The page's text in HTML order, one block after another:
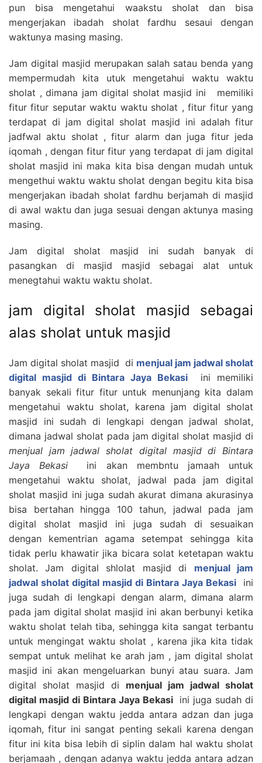
pun bisa mengetahui waakstu sholat dan bisa
mengerjakan ibadah sholat fardhu sesaui dengan
waktunya masing masing.
Jam digital masjid merupakan salah satau benda yang
mempermudah kita utuk mengetahui waktu waktu
sholat , dimana jam digital sholat masjid ini memiliki
fitur fitur seputar waktu waktu sholat , fitur fitur yang
terdapat di jam digital sholat masjid ini adalah fitur
jadfwal aktu sholat , fitur alarm dan juga fitur jeda
iqomah , dengan fitur fitur yang terdapat di jam digital
sholat masjid ini maka kita bisa dengan mudah untuk
mengethui waktu waktu sholat dengan begitu kita bisa
mengerjakan ibadah sholat fardhu berjamah di masjid
di awal waktu dan juga sesuai dengan aktunya masing
masing.
Jam digital sholat masjid ini sudah banyak di
pasangkan di masjid masjid sebagai alat untuk
menegtahui waktu waktu sholat.
jam digital sholat masjid sebagai
alas sholat untuk masjid
Jam digital sholat masjid di menjual jam jadwal sholat
digital masjid di Bintara Jaya Bekasi ini memiliki
banyak sekali fitur fitur untuk menunjang kita dalam
mengetahui waktu sholat, karena jam digital sholat
masjid ini sudah di lengkapi dengan jadwal sholat,
dimana jadwal sholat pada jam digital sholat masjid di
menjual jam jadwal sholat digital masjid di Bintara
Jaya Bekasi ini akan membntu jamaah untuk
mengetahui waktu sholat, jadwal pada jam digital
sholat masjid ini juga sudah akurat dimana akurasinya
bisa bertahan hingga 100 tahun, jadwal pada jam
digital sholat masjid ini juga sudah di sesuaikan
dengan kementrian agama setempat sehingga kita
tidak perlu khawatir jika bicara solat ketetapan waktu
sholat. Jam digital shlolat masjid di menjual jam
jadwal sholat digital masjid di Bintara Jaya Bekasi ini
juga sudah di lengkapi dengan alarm, dimana alarm
pada jam digital sholat masjid ini akan berbunyi ketika
waktu sholat telah tiba, sehingga kita sangat terbantu
untuk mengingat waktu sholat , karena jika kita tidak
sempat untuk melihat ke arah jam , jam digital sholat
masjid ini akan mengeluarkan bunyi atau suara. Jam
digital sholat masjid di menjual jam jadwal sholat
digital masjid di Bintara Jaya Bekasi ini juga sudah di
lengkapi dengan waktu jedda antara adzan dan juga
iqomah, fitur ini sangat penting sekali karena dengan
fitur ini kita bisa lebih di siplin dalam hal waktu sholat
berjamaah , dengan adanya waktu jedda antara adzan